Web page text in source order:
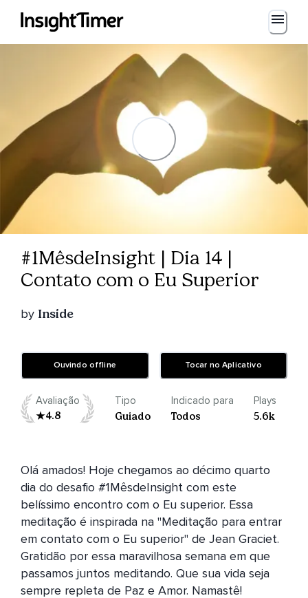
#1MêsdeInsight | Dia 14 |
Contato com o Eu Superior
by Inside
Ouvindo offline Tocar no Aplicativo
Avaliação
4.8
Tipo
Guiado
Indicado para
Todos
Plays
5.6k
Olá amados! Hoje chegamos ao décimo quarto
dia do desafio #1MêsdeInsight com este
belíssimo encontro com o Eu superior. Essa
meditação é inspirada na "Meditação para entrar
em contato com o Eu superior" de Jean Graciet.
Gratidão por essa maravilhosa semana em que
passamos juntos meditando. Que sua vida seja
sempre repleta de Paz e Amor. Namastê!